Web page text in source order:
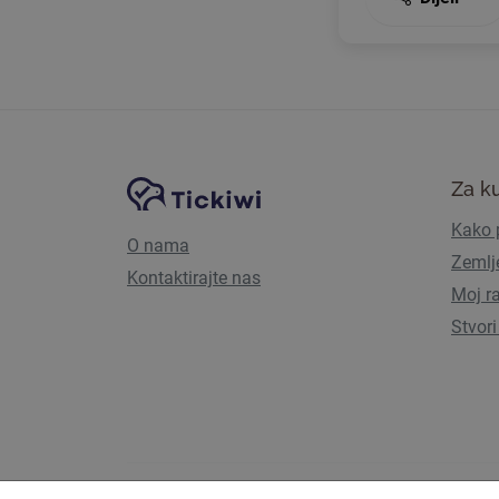
Navigacija straniceTickiwi platforma
O nama
Kontaktirajte nas
Za
Kako
Moj